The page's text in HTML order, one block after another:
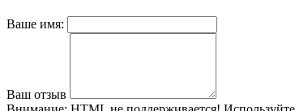
Ваше имя:
Ваш отзыв